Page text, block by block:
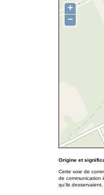
+
−
Origine et
Cette voie de
de communication
qu’ils desservaient.